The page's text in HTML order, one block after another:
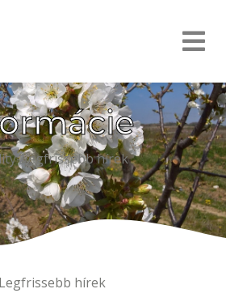
Legfrissebb hírek
hírek